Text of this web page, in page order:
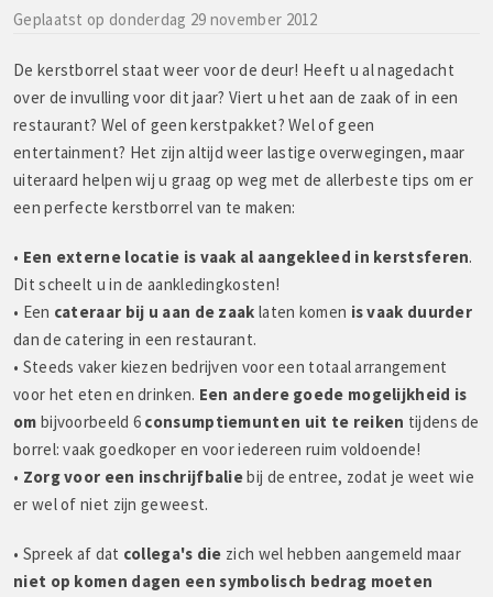
Geplaatst op donderdag 29 november 2012
De kerstborrel staat weer voor de deur! Heeft u al nagedacht
over de invulling voor dit jaar? Viert u het aan de zaak of in een
restaurant? Wel of geen kerstpakket? Wel of geen
entertainment? Het zijn altijd weer lastige overwegingen, maar
uiteraard helpen wij u graag op weg met de allerbeste tips om er
een perfecte kerstborrel van te maken:
• Een externe locatie is vaak al aangekleed in kerstsferen.
Dit scheelt u in de aankledingkosten!
• Een cateraar bij u aan de zaak laten komen is vaak duurder
dan de catering in een restaurant.
• Steeds vaker kiezen bedrijven voor een totaal arrangement
voor het eten en drinken. Een andere goede mogelijkheid is
om bijvoorbeeld 6 consumptiemunten uit te reiken tijdens de
borrel: vaak goedkoper en voor iedereen ruim voldoende!
• Zorg voor een inschrijfbaliebij de entree, zodat je weet wie
er wel of niet zijn geweest.
• Spreek af dat collega's die zich wel hebben aangemeld maar
niet op komen dagen een symbolisch bedrag moeten